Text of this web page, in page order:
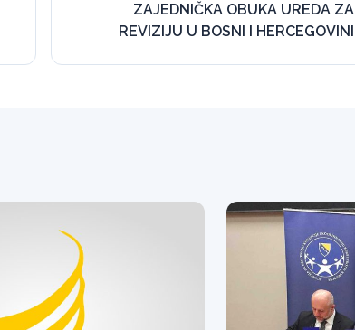
ZAJEDNIČKA OBUKA UREDA ZA
REVIZIJU U BOSNI I HERCEGOVINI